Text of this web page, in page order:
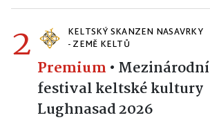
2
KELTSKÝ SKANZEN NASAVRKY
- ZEMĚ KELTŮ
Premium • Mezinárodní
festival keltské kultury
Lughnasad 2026